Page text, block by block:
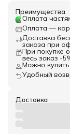
Преимущества
Оплата
Оплата —
Доставка
заказа при
При покупке
весь заказ -
Можно
Удобный
Доставка